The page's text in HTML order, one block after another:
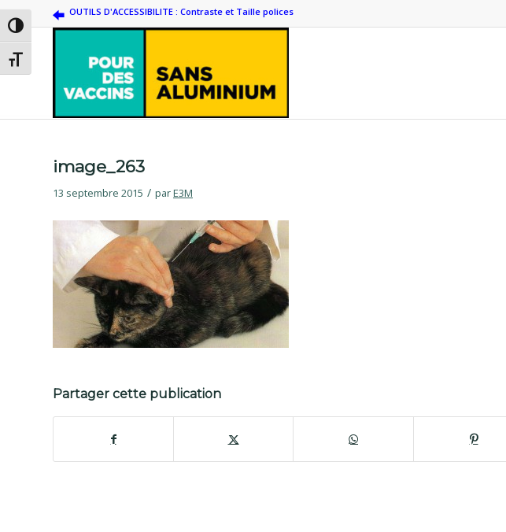
Passer en contraste élevé
Changer la taille de la police
OUTILS D'ACCESSIBILITE : Contraste et Taille polices
image_263
13 septembre 2015 / parE3M
Partager cette publication